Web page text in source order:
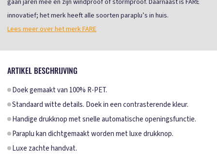
gaan jaren mee en zijn windproof of stormproof. Daarnaast is FARE
innovatief; het merk heeft alle soorten paraplu’s in huis.
Lees meer over het merk FARE
ARTIKEL BESCHRIJVING
Doek gemaakt van 100% R-PET.
Standaard witte details. Doek in een contrasterende kleur.
Handige drukknop met snelle automatische openingsfunctie.
Paraplu kan dichtgemaakt worden met luxe drukknop.
Luxe zachte handvat.